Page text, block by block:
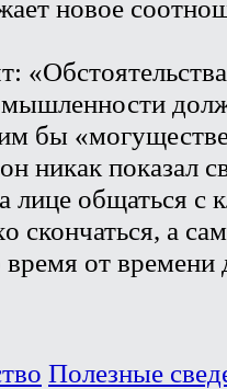
новое
бы
никак показал
лице общаться с
скончаться, а
от времени
Полезные